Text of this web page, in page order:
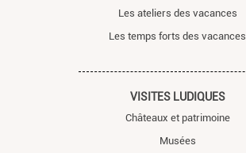
Les ateliers des vacances
Les temps forts des vacances
VISITES LUDIQUES
Châteaux et patrimoine
Musées